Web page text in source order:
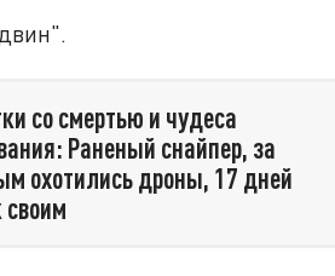
со смертью и чудеса
Раненый снайпер, за
охотились дроны, 17 дней
своим